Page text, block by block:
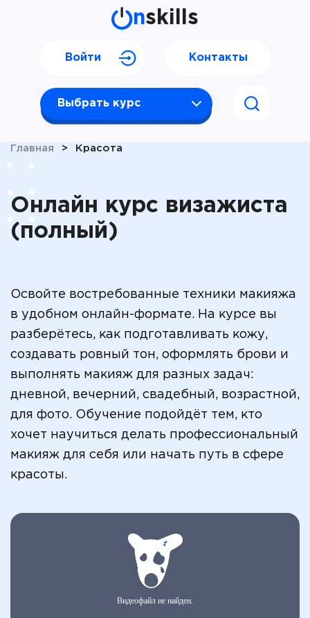
nskills
Выбрать курс
Войти Контакты
Главная > Красота
Онлайн курс визажиста
(полный)
Освойте востребованные техники макияжа
в удобном онлайн-формате. На курсе вы
разберётесь, как подготавливать кожу,
создавать ровный тон, оформлять брови и
выполнять макияж для разных задач:
дневной, вечерний, свадебный, возрастной,
для фото. Обучение подойдёт тем, кто
хочет научиться делать профессиональный
макияж для себя или начать путь в сфере
красоты.